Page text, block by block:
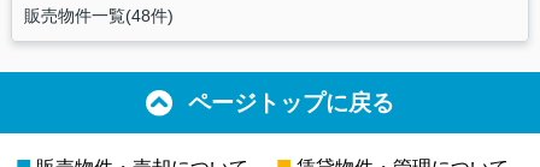
販売物件一覧(48件)
ページトップに戻る